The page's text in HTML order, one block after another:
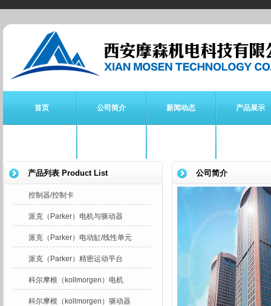
首页 公司简介 新闻动态 产品展示
公司简介
产品列表 Product List
控制器/控制卡
派克（Parker）电机与驱动器
派克（Parker）电动缸/线性单元
派克（Parker）精密运动平台
科尔摩根（kollmorgen）电机
科尔摩根（kollmorgen）驱动器